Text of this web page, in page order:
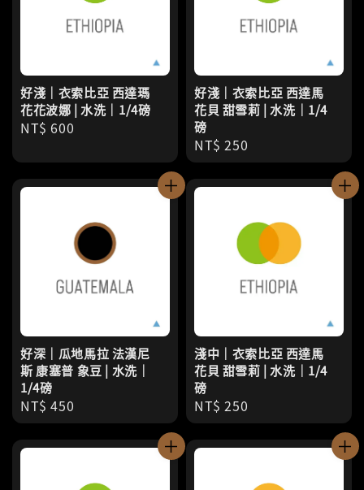
好淺｜衣索比亞 西達瑪
花花波娜 | 水洗｜1/4磅
Regular
NT$ 600
好淺｜衣索比亞 西達馬
花貝 甜雪莉 | 水洗｜1/4
磅
Regular
price
NT$ 250
好深｜瓜地馬拉 法漢尼
斯 康塞普 象豆 | 水洗｜
1/4磅
Regular
price
NT$ 450
淺中｜衣索比亞 西達馬
花貝 甜雪莉 | 水洗｜1/4
磅
Regular
price
NT$ 250